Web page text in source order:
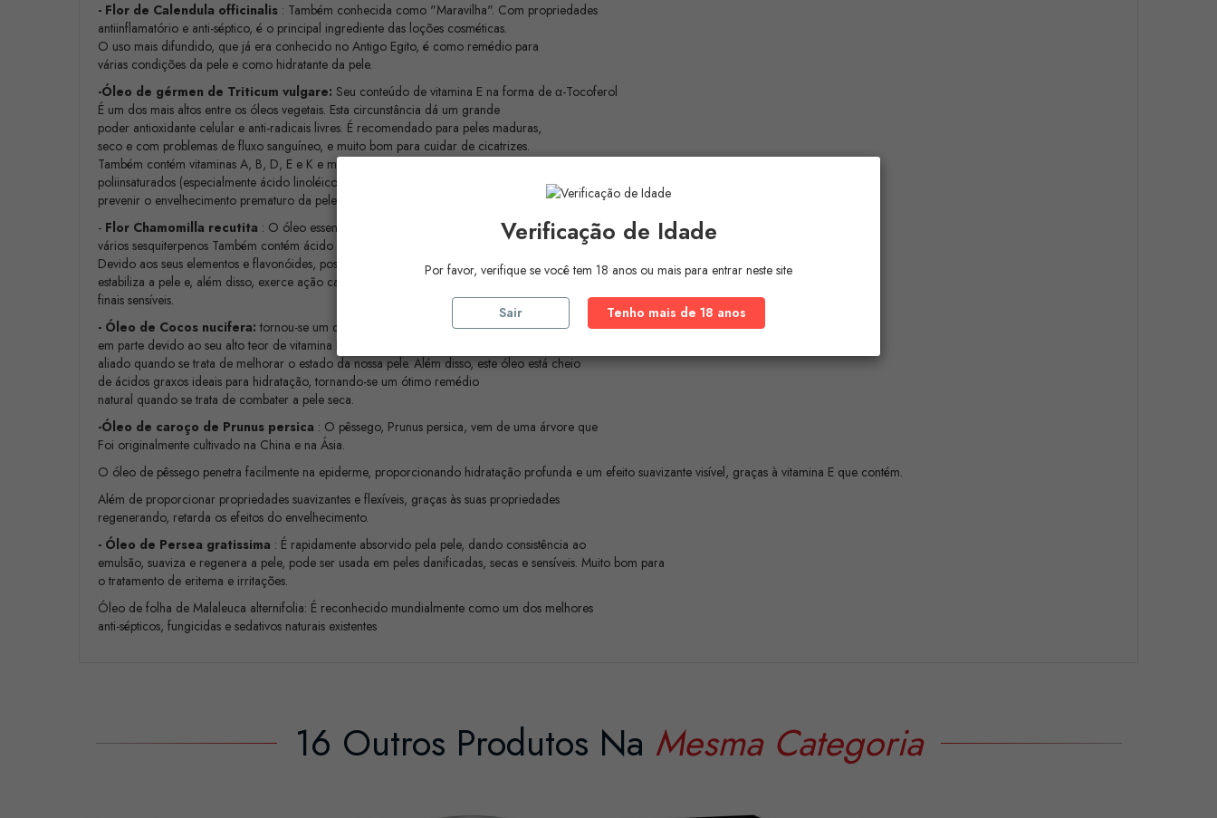
- Flor de Calendula officinalis : Também conhecida como "Maravilha". Com propriedades
antiinflamatório e anti-séptico, é o principal ingrediente das loções cosméticas.
O uso mais difundido, que já era conhecido no Antigo Egito, é como remédio para
várias condições da pele e como hidratante da pele.
-Óleo de gérmen de Triticum vulgare: Seu conteúdo de vitamina E na forma de α-Tocoferol
É um dos mais altos entre os óleos vegetais. Esta circunstância dá um grande
poder antioxidante celular e anti-radicais livres. É recomendado para peles maduras,
seco e com problemas de fluxo sanguíneo, e muito bom para cuidar de cicatrizes.
Também contém vitaminas A, B, D, E e K e mais de 60% de ácidos lipídicos.
poliinsaturados (especialmente ácido linoléico). O óleo de gérmen de trigo é capaz de
prevenir o envelhecimento prematuro da pele.
- Flor Chamomilla recutita : O óleo essencial é rico em camazuleno, ácido tíglico e
vários sesquiterpenos Também contém ácido antêmico, atesterol, antemena e taninos.
Devido aos seus elementos e flavonóides, possui propriedades descongestionantes e suavizantes,
estabiliza a pele e, além disso, exerce ação calmante e suavizante sobre a
finais sensíveis.
- Óleo de Cocos nucifera: tornou-se um dos reis da cosmética natural em
em parte devido ao seu alto teor de vitamina E e K, que o tornam um poderoso
aliado quando se trata de melhorar o estado da nossa pele. Além disso, este óleo está cheio
de ácidos graxos ideais para hidratação, tornando-se um ótimo remédio
natural quando se trata de combater a pele seca.
-Óleo de caroço de Prunus persica : O pêssego, Prunus persica, vem de uma árvore que
Foi originalmente cultivado na China e na Ásia.
O óleo de pêssego penetra facilmente na epiderme, proporcionando hidratação profunda e um efeito suavizante visível, graças à vitamina E que contém.
Além de proporcionar propriedades suavizantes e flexíveis, graças às suas propriedades
regenerando, retarda os efeitos do envelhecimento.
- Óleo de Persea gratissima : É rapidamente absorvido pela pele, dando consistência ao
emulsão, suaviza e regenera a pele, pode ser usada em peles danificadas, secas e sensíveis. Muito bom para
o tratamento de eritema e irritações.
Óleo de folha de Malaleuca alternifolia: É reconhecido mundialmente como um dos melhores
anti-sépticos, fungicidas e sedativos naturais existentes
16 Outros Produtos Na Mesma Categoria
Verificação de Idade
Por favor, verifique se você tem 18 anos ou mais para entrar neste site
Sair Tenho mais de 18 anos